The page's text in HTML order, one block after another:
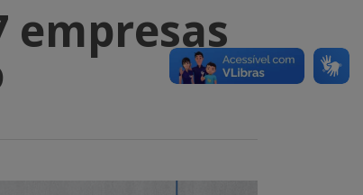
empresas